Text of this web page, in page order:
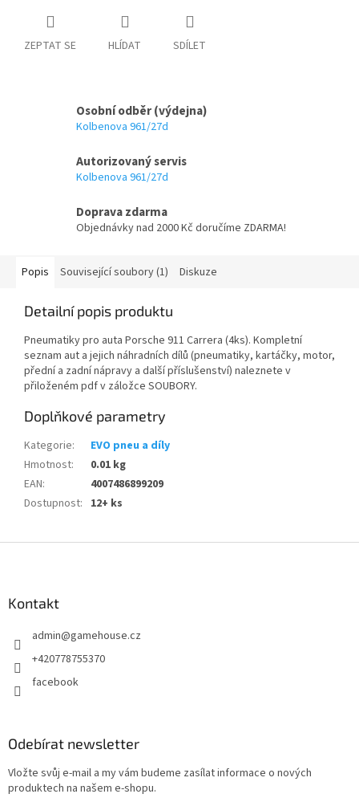
ZEPTAT SE HLÍDAT SDÍLET
Osobní odběr (výdejna)
Kolbenova 961/27d
Autorizovaný servis
Kolbenova 961/27d
Doprava zdarma
Objednávky nad 2000 Kč doručíme ZDARMA!
Popis Související soubory (1) Diskuze
Detailní popis produktu
Pneumatiky pro auta Porsche 911 Carrera (4ks). Kompletní
seznam aut a jejich náhradních dílů (pneumatiky, kartáčky, motor,
přední a zadní nápravy a další příslušenství) naleznete v
přiloženém pdf v záložce SOUBORY.
Doplňkové parametry
Kategorie:
EVO pneu a díly
Hmotnost:
0.01 kg
EAN:
4007486899209
Dostupnost: 12+ ks
Kontakt
admin@gamehouse.cz
+420778755370
facebook
Odebírat newsletter
Vložte svůj e-mail a my vám budeme zasílat informace o nových
produktech na našem e-shopu.